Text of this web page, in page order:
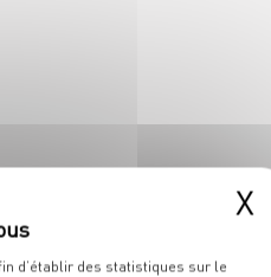
X
d’établir des statistiques sur le